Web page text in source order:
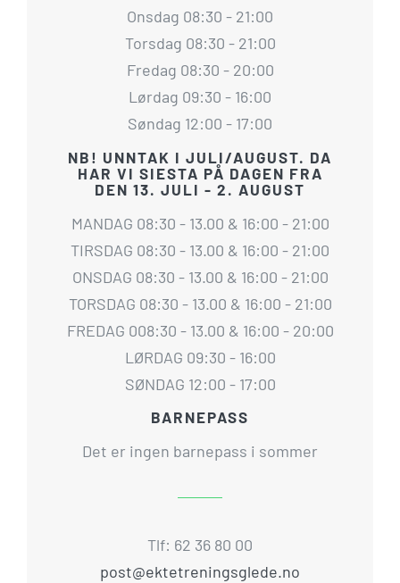
Onsdag 08:30 - 21:00
Torsdag 08:30 - 21:00
Fredag 08:30 - 20:00
Lørdag 09:30 - 16:00
Søndag 12:00 - 17:00
NB! UNNTAK I JULI/AUGUST. DA
HAR VI SIESTA PÅ DAGEN FRA
DEN 13. JULI - 2. AUGUST
MANDAG 08:30 - 13.00 & 16:00 - 21:00
TIRSDAG 08:30 - 13.00 & 16:00 - 21:00
ONSDAG 08:30 - 13.00 & 16:00 - 21:00
TORSDAG 08:30 - 13.00 & 16:00 - 21:00
FREDAG 008:30 - 13.00 & 16:00 - 20:00
LØRDAG 09:30 - 16:00
SØNDAG 12:00 - 17:00
BARNEPASS
Det er ingen barnepass i sommer
Tlf: 62 36 80 00
post@ektetreningsglede.no